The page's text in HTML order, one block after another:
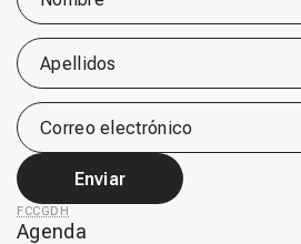
Enviar
FCCGDH
Agenda